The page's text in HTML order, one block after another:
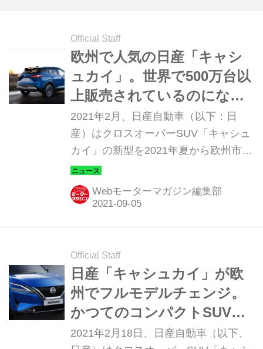
Official Staff
欧州で人気の日産「キャシ
ュカイ」。世界で500万台以
上販売されているのになぜ
日本で売らないのか
2021年2月、日産自動車（以下：日
産）はクロスオーバーSUV「キャシュ
カイ」の新型を2021年夏から欧州市場
に投入すると発表した。そして2021年
6月には、発表から4カ月で1万台を超
える受注が入っていることが明らかに
売されていないが、欧州で人気の「キ
ャシュカイ」とはどんなクルマなの
か。
Webモーターマガジン編集部
Official Staff
日産「キャシュカイ」が欧
州でフルモデルチェンジ。
かつてのコンパクトSUV、
デュアリスが3代目に進化
2021年2月18日、日産自動車（以下、